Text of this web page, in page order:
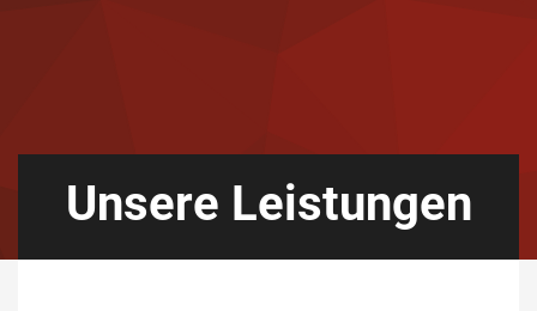
Unsere Leistungen